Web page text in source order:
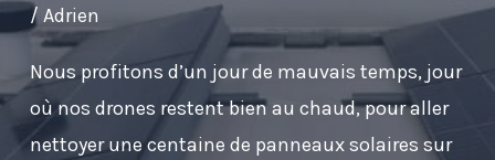
/ Adrien
Nous profitons d’un jour de mauvais temps, jour
où nos drones restent bien au chaud, pour aller
nettoyer une centaine de panneaux solaires sur